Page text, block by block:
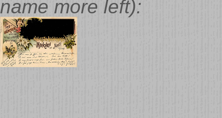
name more left):